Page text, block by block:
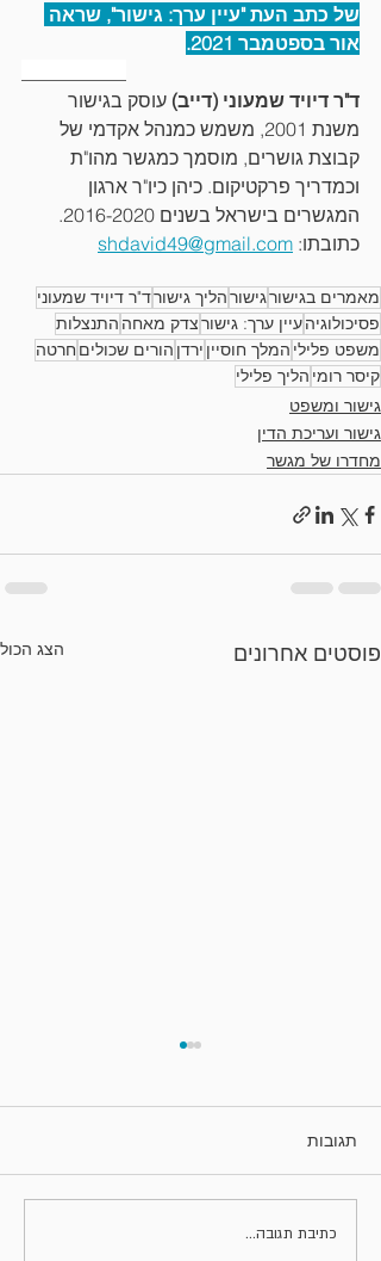
של כתב העת "עיין ערך: גישור", שראה
אור בספטמבר 2021.
ד"ר דיויד שמעוני (דייב) עוסק בגישור
משנת 2001, משמש כמנהל אקדמי של
קבוצת גושרים, מוסמך כמגשר מהו"ת
וכמדריך פרקטיקום. כיהן כיו"ר ארגון
המגשרים בישראל בשנים 2016-2020.
כתובתו: shdavid49@gmail.com
מאמרים בגישורגישורהליך גישורד"ר דיויד שמעוני
פסיכולוגיהעיין ערך: גישורצדק מאחה התנצלות
משפט פלילי המלך חוסיין ירדן הורים שכולים חרטה
קיסר רומי הליך פלילי
גישור ומשפט
גישור ועריכת הדין
מחדרו של מגשר
פוסטים אחרונים הצג הכול
הקורונה גילתה: הזוגיות
תגובות
כתיבת תגובה...